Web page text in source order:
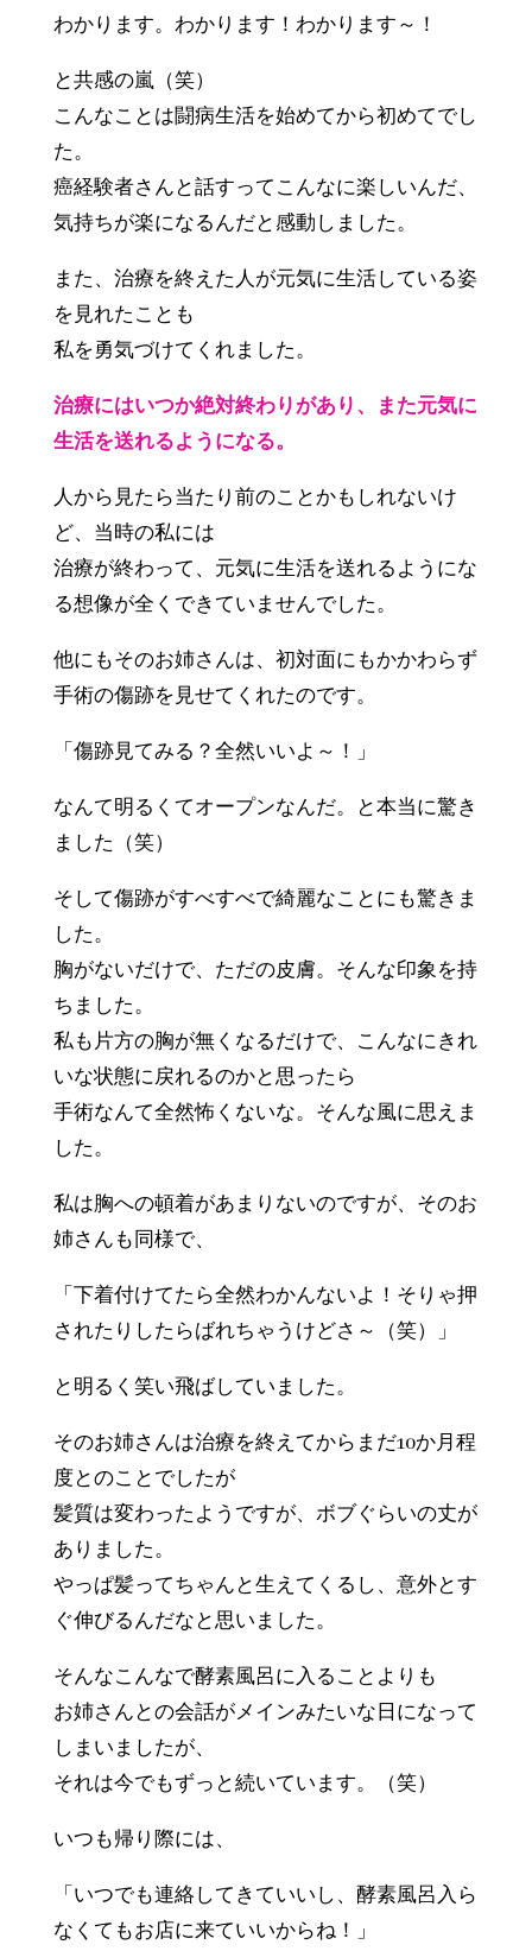
わかります。わかります！わかります～！
と共感の嵐（笑）
こんなことは闘病生活を始めてから初めてでし
た。
癌経験者さんと話すってこんなに楽しいんだ、
気持ちが楽になるんだと感動しました。
また、治療を終えた人が元気に生活している姿
を見れたことも
私を勇気づけてくれました。
治療にはいつか絶対終わりがあり、また元気に
生活を送れるようになる。
人から見たら当たり前のことかもしれないけ
ど、当時の私には
治療が終わって、元気に生活を送れるようにな
る想像が全くできていませんでした。
他にもそのお姉さんは、初対面にもかかわらず
手術の傷跡を見せてくれたのです。
「傷跡見てみる？全然いいよ～！」
なんて明るくてオープンなんだ。と本当に驚き
ました（笑）
そして傷跡がすべすべで綺麗なことにも驚きま
した。
胸がないだけで、ただの皮膚。そんな印象を持
ちました。
私も片方の胸が無くなるだけで、こんなにきれ
いな状態に戻れるのかと思ったら
手術なんて全然怖くないな。そんな風に思えま
した。
私は胸への頓着があまりないのですが、そのお
姉さんも同様で、
「下着付けてたら全然わかんないよ！そりゃ押
されたりしたらばれちゃうけどさ～（笑）」
と明るく笑い飛ばしていました。
そのお姉さんは治療を終えてからまだ10か月程
度とのことでしたが
髪質は変わったようですが、ボブぐらいの丈が
ありました。
やっぱ髪ってちゃんと生えてくるし、意外とす
ぐ伸びるんだなと思いました。
そんなこんなで酵素風呂に入ることよりも
お姉さんとの会話がメインみたいな日になって
しまいましたが、
それは今でもずっと続いています。（笑）
いつも帰り際には、
「いつでも連絡してきていいし、酵素風呂入ら
なくてもお店に来ていいからね！」